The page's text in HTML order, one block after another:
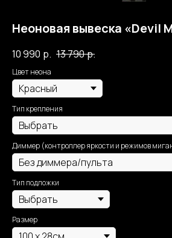
Неоновая вывеска «Devil
10 990 р. 13 790р.
Цвет неона
Тип крепления
Диммер (контроллер яркости и режимов
Тип подложки
Размер